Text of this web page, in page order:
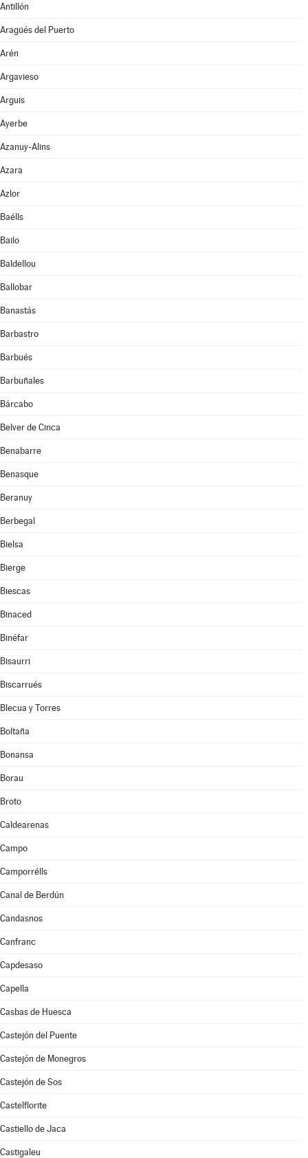
Antillón
Aragüés del Puerto
Arén
Argavieso
Arguis
Ayerbe
Azanuy-Alins
Azara
Azlor
Baélls
Bailo
Baldellou
Ballobar
Banastás
Barbastro
Barbués
Barbuñales
Bárcabo
Belver de Cinca
Benabarre
Benasque
Beranuy
Berbegal
Bielsa
Bierge
Biescas
Binaced
Binéfar
Bisaurri
Biscarrués
Blecua y Torres
Boltaña
Bonansa
Borau
Broto
Caldearenas
Campo
Camporrélls
Canal de Berdún
Candasnos
Canfranc
Capdesaso
Capella
Casbas de Huesca
Castejón del Puente
Castejón de Monegros
Castejón de Sos
Castelflorite
Castiello de Jaca
Castigaleu